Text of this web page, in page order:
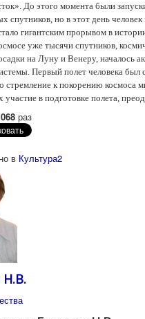
До этого момента были
спутников, но в этот день
гигантским прорывом в
уже тысячи спутников,
на Луну и Венеру, началось
Первый полет человека
стремление к покорению космоса
в подготовке полета,
раз
в Культура2
Н.В.